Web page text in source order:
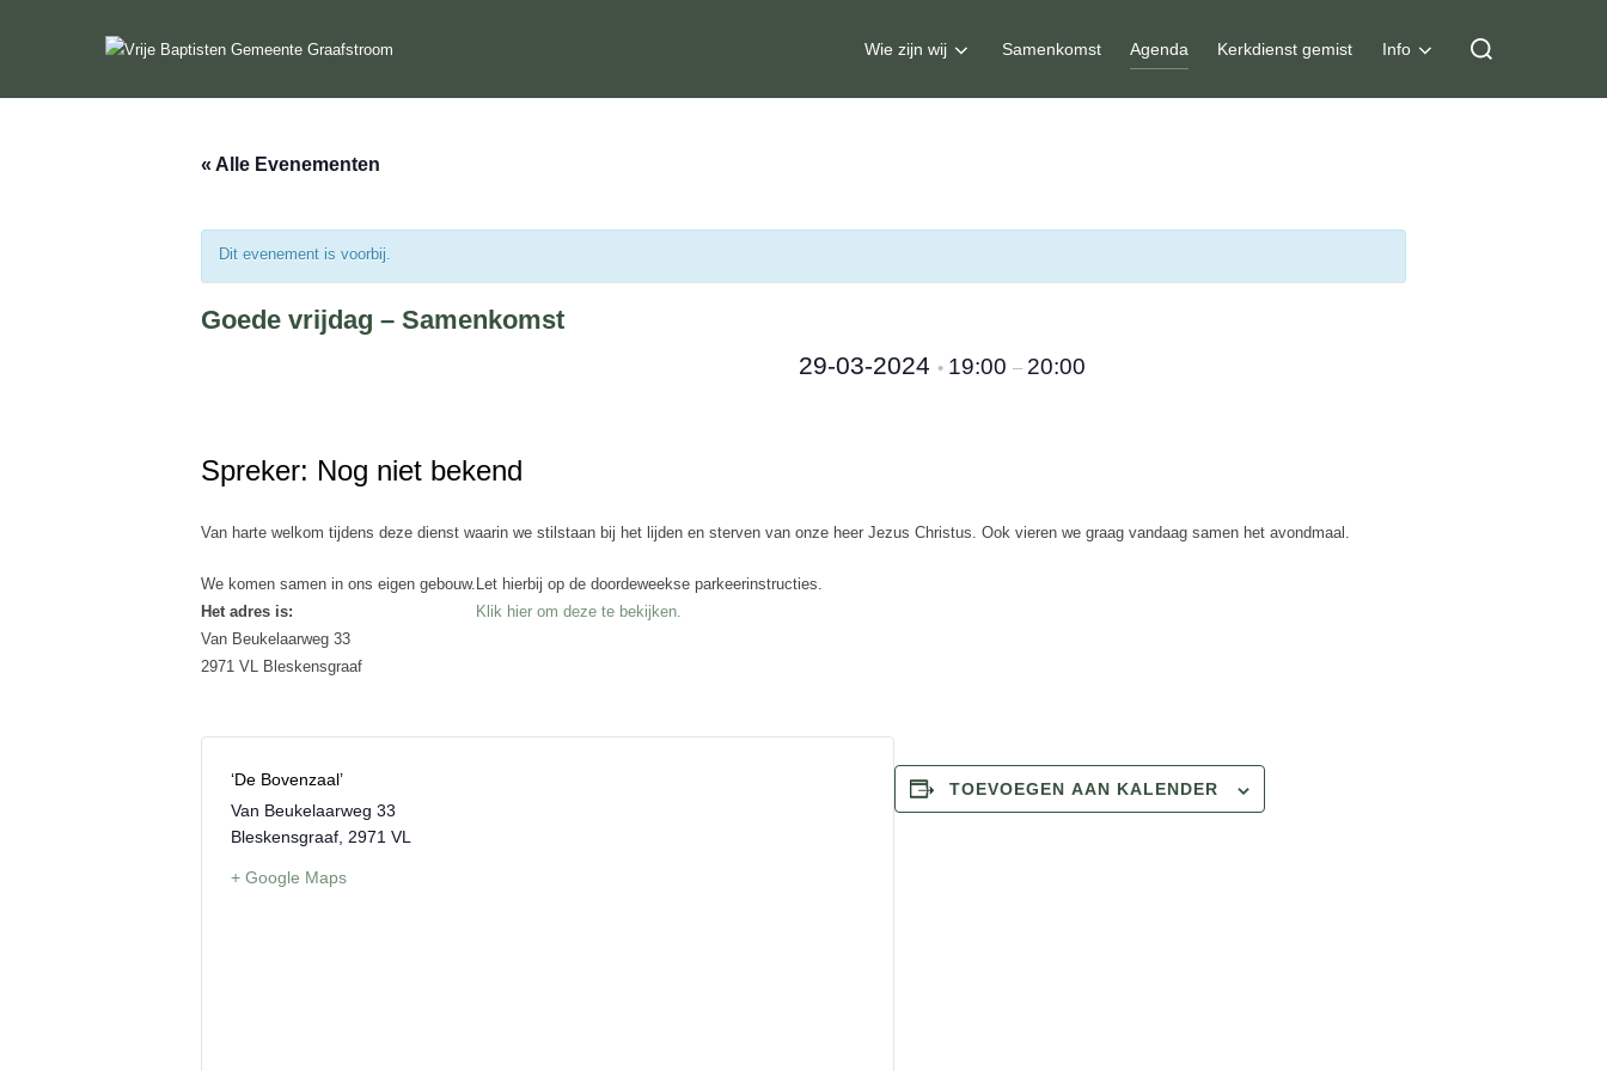
inhoud
Wie zijn wij Samenkomst Agenda Kerkdienst gemist Info
Zoek
naar:
« Alle Evenementen
Dit evenement is voorbij.
Goede vrijdag – Samenkomst
29-03-2024 • 19:00 – 20:00
Spreker: Nog niet bekend
Van harte welkom tijdens deze dienst waarin we stilstaan bij het lijden en sterven van onze heer Jezus Christus. Ook vieren we graag vandaag samen het avondmaal.
We komen samen in ons eigen gebouw.
Het adres is:
Van Beukelaarweg 33
2971 VL Bleskensgraaf
Let hierbij op de doordeweekse parkeerinstructies.
Klik hier om deze te bekijken.
‘De Bovenzaal’
Van Beukelaarweg 33
Bleskensgraaf, 2971 VL
+ Google Maps
TOEVOEGEN AAN KALENDER